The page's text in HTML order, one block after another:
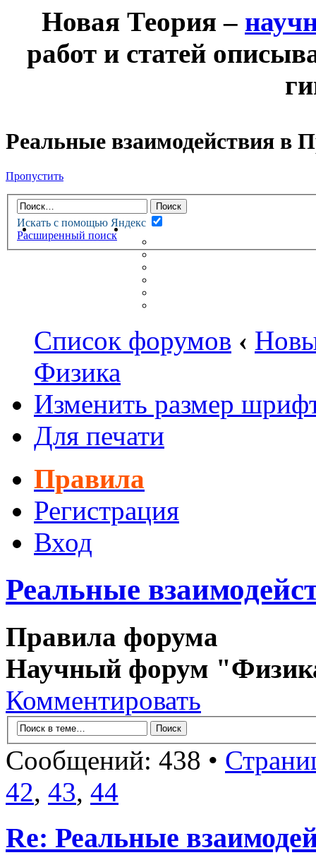
Новая Теория –
работ и статей
Реальные взаимодействия в
Пропустить
Искать с помощью Яндекс
Расширенный поиск
НОВАЯ ТЕОРИЯФОРУМ
НЕПРОЧИТАННЫЕ
Список форумов ‹
Физика
Изменить размер
Для печати
Правила
Регистрация
Вход
Реальные
Правила форума
Научный форум
Комментировать
Сообщений: 438 •
42, 43, 44
Re: Реальные